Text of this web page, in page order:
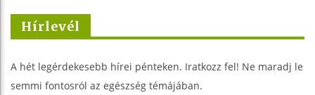
Hírlevél
A hét legérdekesebb hírei pénteken. Iratkozz fel! Ne maradj le
semmi fontosról az egészség témájában.